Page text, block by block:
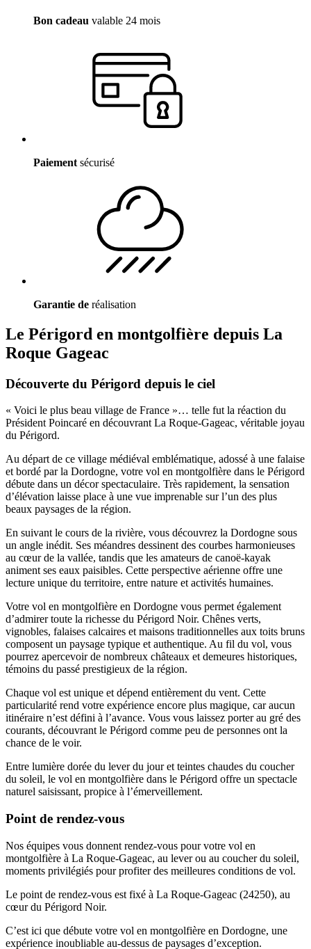
Bon cadeau valable 24 mois
Paiement sécurisé
Garantie de réalisation
Le Périgord en montgolfière depuis La
Roque Gageac
Découverte du Périgord depuis le ciel
« Voici le plus beau village de France »… telle fut la réaction du
Président Poincaré en découvrant La Roque-Gageac, véritable joyau
du Périgord.
Au départ de ce village médiéval emblématique, adossé à une falaise
et bordé par la Dordogne, votre vol en montgolfière dans le Périgord
débute dans un décor spectaculaire. Très rapidement, la sensation
d’élévation laisse place à une vue imprenable sur l’un des plus
beaux paysages de la région.
En suivant le cours de la rivière, vous découvrez la Dordogne sous
un angle inédit. Ses méandres dessinent des courbes harmonieuses
au cœur de la vallée, tandis que les amateurs de canoë-kayak
animent ses eaux paisibles. Cette perspective aérienne offre une
lecture unique du territoire, entre nature et activités humaines.
Votre vol en montgolfière en Dordogne vous permet également
d’admirer toute la richesse du Périgord Noir. Chênes verts,
vignobles, falaises calcaires et maisons traditionnelles aux toits bruns
composent un paysage typique et authentique. Au fil du vol, vous
pourrez apercevoir de nombreux châteaux et demeures historiques,
témoins du passé prestigieux de la région.
Chaque vol est unique et dépend entièrement du vent. Cette
particularité rend votre expérience encore plus magique, car aucun
itinéraire n’est défini à l’avance. Vous vous laissez porter au gré des
courants, découvrant le Périgord comme peu de personnes ont la
chance de le voir.
Entre lumière dorée du lever du jour et teintes chaudes du coucher
du soleil, le vol en montgolfière dans le Périgord offre un spectacle
naturel saisissant, propice à l’émerveillement.
Point de rendez-vous
Nos équipes vous donnent rendez-vous pour votre vol en
montgolfière à La Roque-Gageac, au lever ou au coucher du soleil,
moments privilégiés pour profiter des meilleures conditions de vol.
Le point de rendez-vous est fixé à La Roque-Gageac (24250), au
cœur du Périgord Noir.
C’est ici que débute votre vol en montgolfière en Dordogne, une
expérience inoubliable au-dessus de paysages d’exception.